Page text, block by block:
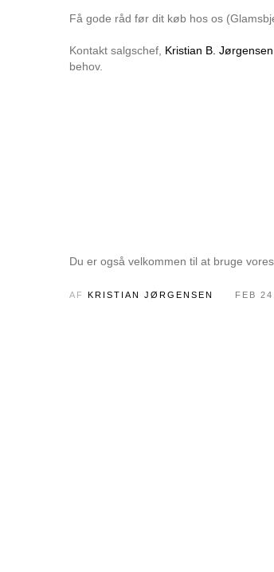
Få gode råd før dit køb hos os
Kontakt salgschef, Kristian B. Jørgensen
behov.
Du er også velkommen til at bruge
AF KRISTIAN JØRGENSEN FEB